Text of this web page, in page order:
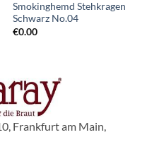
Smokinghemd Stehkragen
Schwarz No.04
€0.00
Frankfurt am Main,